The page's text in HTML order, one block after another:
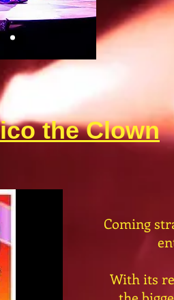
the Clown
Coming
With its